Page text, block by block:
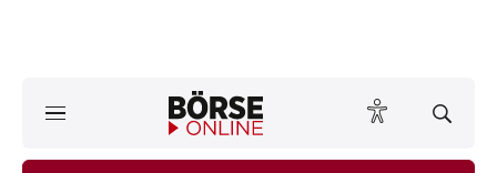
ktuelle Ausgabe BÖRSE ONLINE lesen